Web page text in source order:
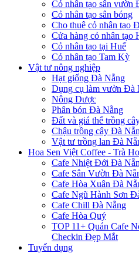
Cỏ nhân tạo sân vườn
Cỏ nhân tạo sân bóng
Cho thuê cỏ nhân tạo
Cửa hàng cỏ nhân tạo
Cỏ nhân tạo tại Huế
Cỏ nhân tạo Tam Kỳ
Vật tư nông nghiệp
Hạt giống Đà Nẵng
Dụng cụ làm vườn Đà
Nông Dược
Phân bón Đà Nẵng
Đất và giá thể trồng
Chậu trồng cây Đà
Vật tư trồng lan Đà
Hoa Sen Việt Coffee - Trà
Cafe Nhiệt Đới Đà
Cafe Sân Vườn Đà
Cafe Hòa Xuân Đà
Cafe Ngũ Hành Sơn
Cafe Chill Đà Nẵng
Cafe Hòa Quý
TOP 11+ Quán Cafe
Checkin Đẹp Mắt
Tuyển dụng